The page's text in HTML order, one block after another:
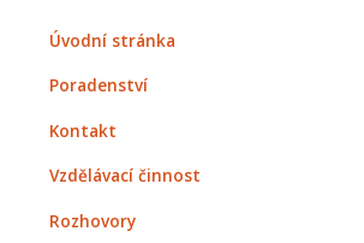
Úvodní stránka
Poradenství
Kontakt
Vzdělávací činnost
Rozhovory